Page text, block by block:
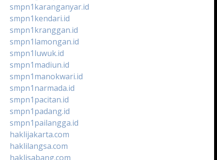
smpn1karanganyar.id
smpn1kendari.id
smpn1kranggan.id
smpn1lamongan.id
smpn1luwuk.id
smpn1madiun.id
smpn1manokwari.id
smpn1narmada.id
smpn1pacitan.id
smpn1padang.id
smpn1pailangga.id
haklijakarta.com
haklilangsa.com
haklisabang.com